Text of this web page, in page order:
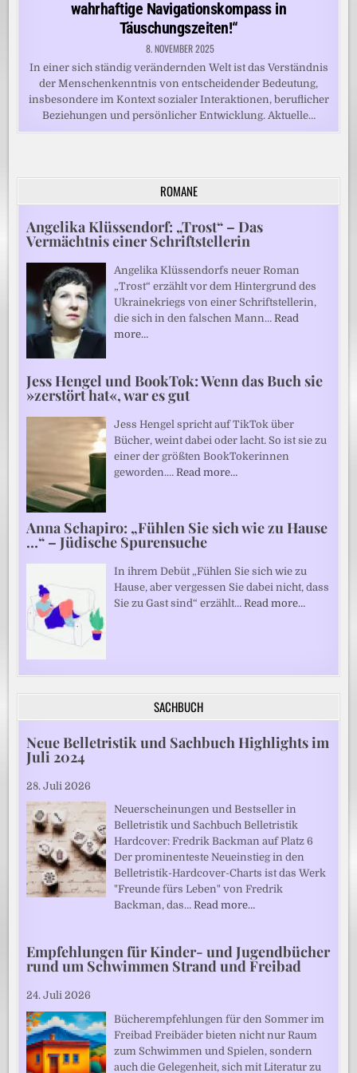
wahrhaftige Navigationskompass in
Täuschungszeiten!“
8. NOVEMBER 2025
In einer sich ständig verändernden Welt ist das Verständnis
der Menschenkenntnis von entscheidender Bedeutung,
insbesondere im Kontext sozialer Interaktionen, beruflicher
Beziehungen und persönlicher Entwicklung. Aktuelle…
ROMANE
Angelika Klüssendorf: „Trost“ – Das
Vermächtnis einer Schriftstellerin
Angelika Klüssendorfs neuer Roman
„Trost“ erzählt vor dem Hintergrund des
Ukrainekriegs von einer Schriftstellerin,
die sich in den falschen Mann…Read
more…
Jess Hengel und BookTok: Wenn das Buch sie
»zerstört hat«, war es gut
Jess Hengel spricht auf TikTok über
Bücher, weint dabei oder lacht. So ist sie zu
einer der größten BookTokerinnen
geworden.…Read more…
Anna Schapiro: „Fühlen Sie sich wie zu Hause
…“ – Jüdische Spurensuche
In ihrem Debüt „Fühlen Sie sich wie zu
Hause, aber vergessen Sie dabei nicht, dass
Sie zu Gast sind“ erzählt…Read more…
SACHBUCH
Neue Belletristik und Sachbuch Highlights im
Juli 2024
28. Juli 2026
Neuerscheinungen und Bestseller in
Belletristik und Sachbuch Belletristik
Hardcover: Fredrik Backman auf Platz 6
Der prominenteste Neueinstieg in den
Belletristik-Hardcover-Charts ist das Werk
"Freunde fürs Leben" von Fredrik
Backman, das…Read more…
Empfehlungen für Kinder- und Jugendbücher
rund um Schwimmen Strand und Freibad
24. Juli 2026
Bücherempfehlungen für den Sommer im
Freibad Freibäder bieten nicht nur Raum
zum Schwimmen und Spielen, sondern
auch die Gelegenheit, sich mit Literatur zu